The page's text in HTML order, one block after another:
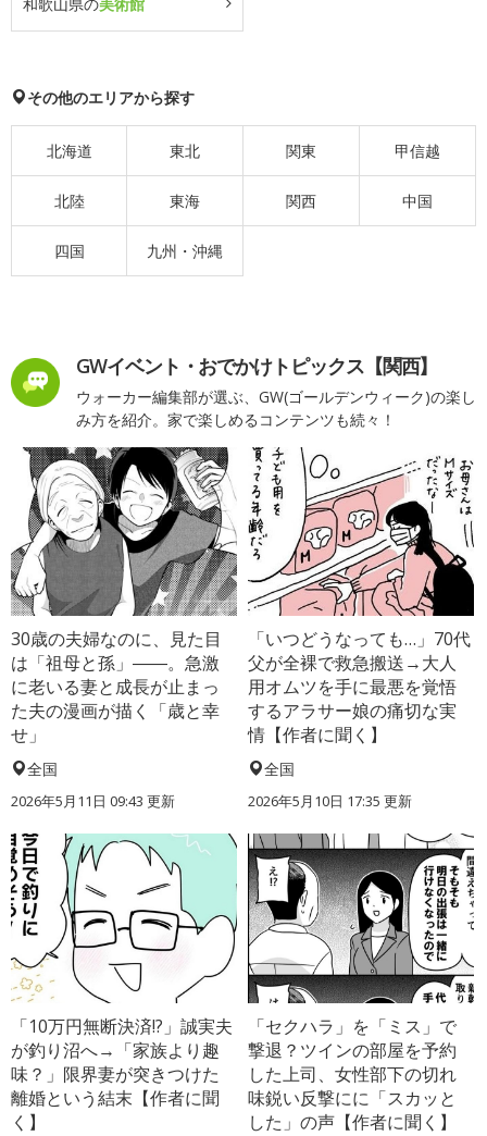
その他のエリアから探す
北海道 東北 関東 甲信越
北陸 東海 関西 中国
四国 九州・沖縄
GWイベント・おでかけトピックス【関西】
ウォーカー編集部が選ぶ、GW(ゴールデンウィーク)の楽し
み方を紹介。家で楽しめるコンテンツも続々！
30歳の夫婦なのに、見た目
は「祖母と孫」――。急激
に老いる妻と成長が止まっ
た夫の漫画が描く「歳と幸
せ」
全国
2026年5月11日 09:43 更新
「いつどうなっても…」70代
父が全裸で救急搬送→大人
用オムツを手に最悪を覚悟
するアラサー娘の痛切な実
情【作者に聞く】
全国
2026年5月10日 17:35 更新
「10万円無断決済!?」誠実夫
が釣り沼へ→「家族より趣
味？」限界妻が突きつけた
離婚という結末【作者に聞
く】
「セクハラ」を「ミス」で
撃退？ツインの部屋を予約
した上司、女性部下の切れ
味鋭い反撃にに「スカッと
した」の声【作者に聞く】